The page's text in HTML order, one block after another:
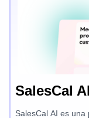
SalesCal AI
SalesCal AI es